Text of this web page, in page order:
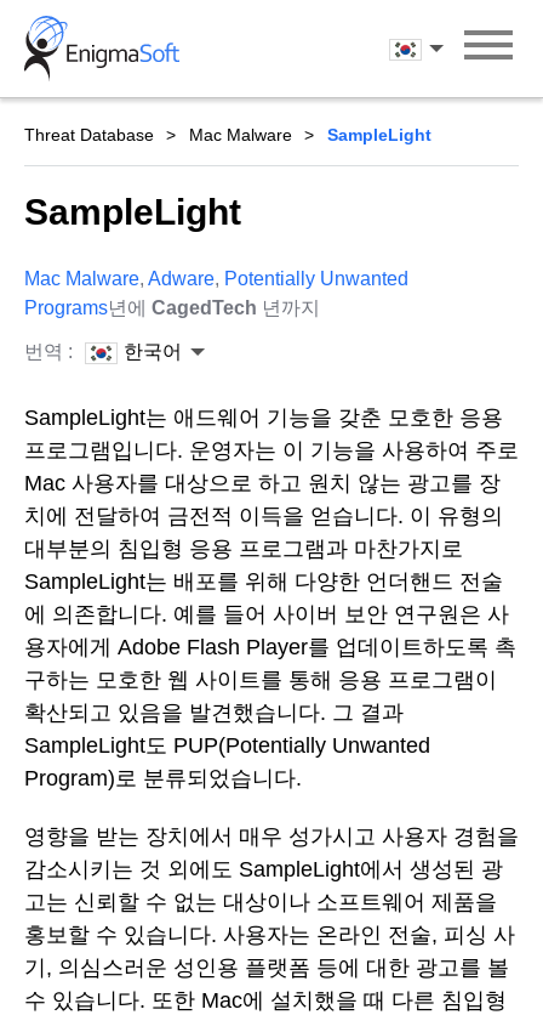
Skip
content
한국어
Threat Database Mac Malware SampleLight
SampleLight
Mac Malware, Adware, Potentially Unwanted
Programs년에 CagedTech 년까지
번역 : 한국어
SampleLight는 애드웨어 기능을 갖춘 모호한 응용
프로그램입니다. 운영자는 이 기능을 사용하여 주로
Mac 사용자를 대상으로 하고 원치 않는 광고를 장
치에 전달하여 금전적 이득을 얻습니다. 이 유형의
대부분의 침입형 응용 프로그램과 마찬가지로
SampleLight는 배포를 위해 다양한 언더핸드 전술
에 의존합니다. 예를 들어 사이버 보안 연구원은 사
용자에게 Adobe Flash Player를 업데이트하도록 촉
구하는 모호한 웹 사이트를 통해 응용 프로그램이
확산되고 있음을 발견했습니다. 그 결과
SampleLight도 PUP(Potentially Unwanted
Program)로 분류되었습니다.
영향을 받는 장치에서 매우 성가시고 사용자 경험을
감소시키는 것 외에도 SampleLight에서 생성된 광
고는 신뢰할 수 없는 대상이나 소프트웨어 제품을
홍보할 수 있습니다. 사용자는 온라인 전술, 피싱 사
기, 의심스러운 성인용 플랫폼 등에 대한 광고를 볼
수 있습니다. 또한 Mac에 설치했을 때 다른 침입형